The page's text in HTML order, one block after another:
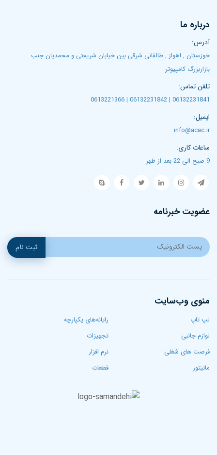
درباره ما
آدرس:
خوزستان , اهواز , طالقانی شرقی بین خیابان شریعتی و محمدیان جنب
بازاربزرگ کامپیوتر
تلفن تماس:
06132231841 | 06132231842 | 0613221366
ایمیل:
info@acac.ir
ساعات کاری:
9 صبح الی 22 بعد از ظهر
عضویت خبرنامه
ثبت نام
منوی وب‌سایت
لپ تاپ‌
رایانه‌های یکپارچه
لوازم جانبی
تجهیزات
فرصت های شغلی
نرم افزار
مانیتور
قطعات